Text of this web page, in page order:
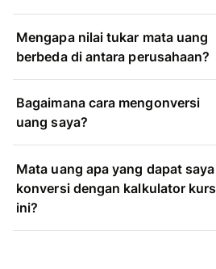
Mengapa nilai tukar mata uang
berbeda di antara perusahaan?
Bagaimana cara mengonversi
uang saya?
Mata uang apa yang dapat saya
konversi dengan kalkulator kurs
ini?